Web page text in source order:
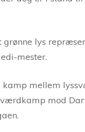
lys
mester.
kamp mellem
mod